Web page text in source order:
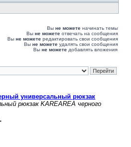
Вы не можете начинать темы
Вы не можете отвечать на сообщения
Вы не можете редактировать свои сообщения
Вы не можете удалять свои сообщения
Вы не можете добавлять вложения